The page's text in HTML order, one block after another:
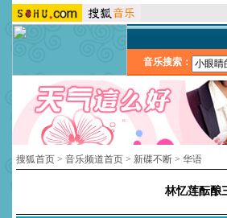
音乐搜索：
搜狐首页 > 音乐频道首页 > 新碟不断 > 华语
林忆莲酝酿